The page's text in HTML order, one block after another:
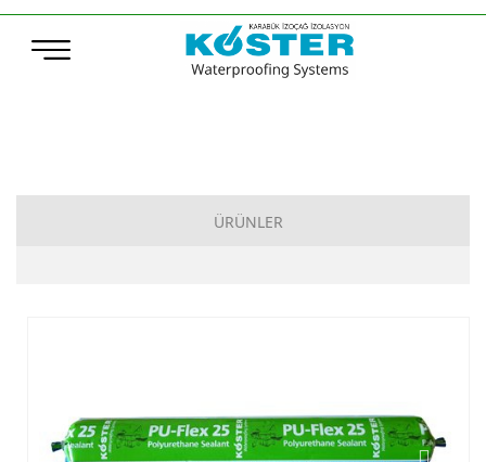
ÜRÜNLER
Sentetik Örtüler (TPO – ECB)